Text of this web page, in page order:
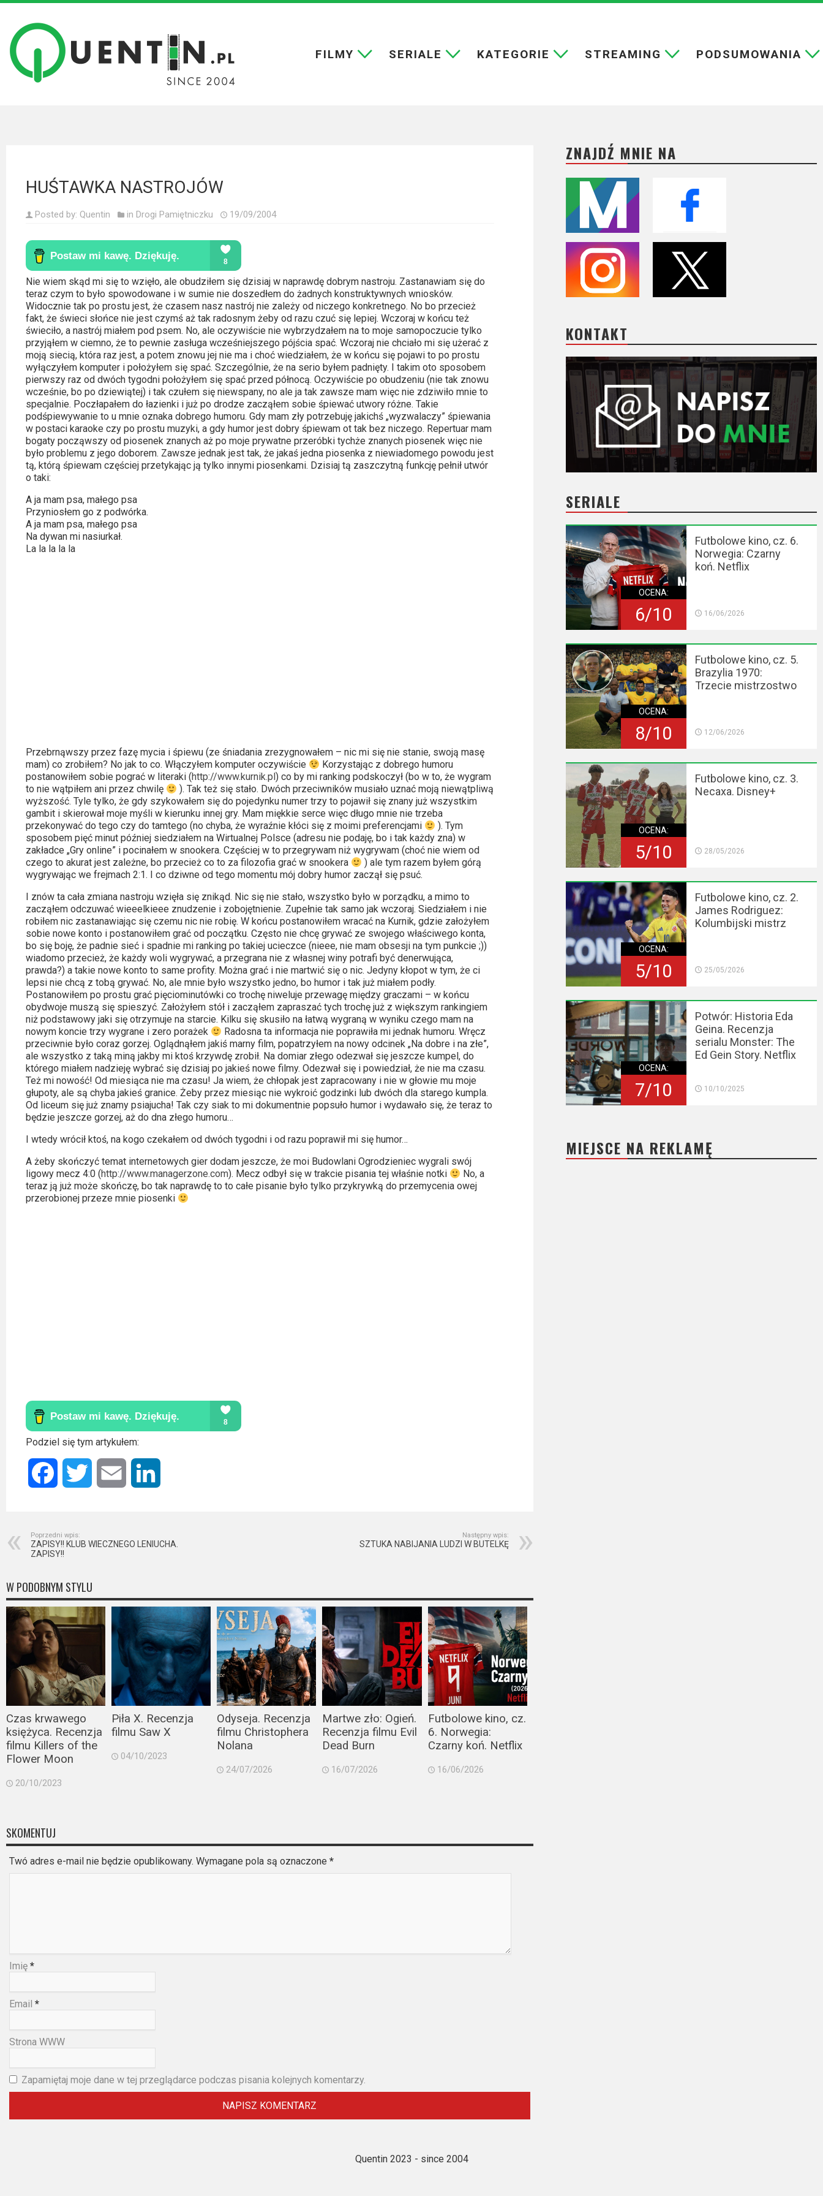
Filmy
Wszystkie
Seriale
Wszystkie
seriali
Kategorie
Bollywood
&
s-
ka
Filmy
dokumentalne
Horrory
Kino
azjatyckie
Kino
europejskie
Kino
Thrillery
Streaming
Amazon
Prime
Video
Apple
TV
+
Disney+
HBO
Max
Netflix
Sky
Showtime
Podsumowania
2023
2022
2021
2020
FILMY SERIALE KATEGORIE STREAMING PODSUMOWANIA
HUŚTAWKA NASTROJÓW
Posted by: Quentin in Drogi Pamiętniczku 19/09/2004
Nie wiem skąd mi się to wzięło, ale obudziłem się dzisiaj w naprawdę dobrym nastroju. Zastanawiam się do
teraz czym to było spowodowane i w sumie nie doszedłem do żadnych konstruktywnych wniosków.
Widocznie tak po prostu jest, że czasem nasz nastrój nie zależy od niczego konkretnego. No bo przecież
fakt, że świeci słońce nie jest czymś aż tak radosnym żeby od razu czuć się lepiej. Wczoraj w końcu też
świeciło, a nastrój miałem pod psem. No, ale oczywiście nie wybrzydzałem na to moje samopoczucie tylko
przyjąłem w ciemno, że to pewnie zasługa wcześniejszego pójścia spać. Wczoraj nie chciało mi się użerać z
moją siecią, która raz jest, a potem znowu jej nie ma i choć wiedziałem, że w końcu się pojawi to po prostu
wyłączyłem komputer i położyłem się spać. Szczególnie, że na serio byłem padnięty. I takim oto sposobem
pierwszy raz od dwóch tygodni położyłem się spać przed północą. Oczywiście po obudzeniu (nie tak znowu
wcześnie, bo po dziewiątej) i tak czułem się niewspany, no ale ja tak zawsze mam więc nie zdziwiło mnie to
specjalnie. Poczłapałem do łazienki i już po drodze zacząłem sobie śpiewać utwory różne. Takie
podśpiewywanie to u mnie oznaka dobrego humoru. Gdy mam zły potrzebuję jakichś „wyzwalaczy” śpiewania
w postaci karaoke czy po prostu muzyki, a gdy humor jest dobry śpiewam ot tak bez niczego. Repertuar mam
bogaty począwszy od piosenek znanych aż po moje prywatne przeróbki tychże znanych piosenek więc nie
było problemu z jego doborem. Zawsze jednak jest tak, że jakaś jedna piosenka z niewiadomego powodu jest
tą, którą śpiewam częściej przetykając ją tylko innymi piosenkami. Dzisiaj tą zaszczytną funkcję pełnił utwór
o taki:
A ja mam psa, małego psa
Przyniosłem go z podwórka.
A ja mam psa, małego psa
Na dywan mi nasiurkał.
La la la la la
Przebrnąwszy przez fazę mycia i śpiewu (ze śniadania zrezygnowałem – nic mi się nie stanie, swoją masę
mam) co zrobiłem? No jak to co. Włączyłem komputer oczywiście
Korzystając z dobrego humoru
postanowiłem sobie pograć w literaki (http://www.kurnik.pl) co by mi ranking podskoczył (bo w to, że wygram
to nie wątpiłem ani przez chwilę
). Tak też się stało. Dwóch przeciwników musiało uznać moją niewątpliwą
wyższość. Tyle tylko, że gdy szykowałem się do pojedynku numer trzy to pojawił się znany już wszystkim
gambit i skierował moje myśli w kierunku innej gry. Mam miękkie serce więc długo mnie nie trzeba
przekonywać do tego czy do tamtego (no chyba, że wyraźnie kłóci się z moimi preferencjami
). Tym
sposobem pięć minut później siedziałem na Wirtualnej Polsce (adresu nie podaję, bo i tak każdy zna) w
zakładce „Gry online” i pocinałem w snookera. Częściej w to przegrywam niż wygrywam (choć nie wiem od
czego to akurat jest zależne, bo przecież co to za filozofia grać w snookera
) ale tym razem byłem górą
wygrywając we frejmach 2:1. I co dziwne od tego momentu mój dobry humor zaczął się psuć.
I znów ta cała zmiana nastroju wzięła się znikąd. Nic się nie stało, wszystko było w porządku, a mimo to
zacząłem odczuwać wieeelkieee znudzenie i zobojętnienie. Zupełnie tak samo jak wczoraj. Siedziałem i nie
robiłem nic zastanawiając się czemu nic nie robię. W końcu postanowiłem wracać na Kurnik, gdzie założyłem
sobie nowe konto i postanowiłem grać od początku. Często nie chcę grywać ze swojego właściwego konta,
bo się boję, że padnie sieć i spadnie mi ranking po takiej ucieczce (nieee, nie mam obsesji na tym punkcie ;))
wiadomo przecież, że każdy woli wygrywać, a przegrana nie z własnej winy potrafi być denerwująca,
prawda?) a takie nowe konto to same profity. Można grać i nie martwić się o nic. Jedyny kłopot w tym, że ci
lepsi nie chcą z tobą grywać. No, ale mnie było wszystko jedno, bo humor i tak już miałem podły.
Postanowiłem po prostu grać pięciominutówki co trochę niweluje przewagę między graczami – w końcu
obydwoje muszą się spieszyć. Założyłem stół i zacząłem zapraszać tych trochę już z większym rankingiem
niż podstawowy jaki się otrzymuje na starcie. Kilku się skusiło na łatwą wygraną w wyniku czego mam na
nowym koncie trzy wygrane i zero porażek
Radosna ta informacja nie poprawiła mi jednak humoru. Wręcz
przeciwnie było coraz gorzej. Oglądnąłem jakiś marny film, popatrzyłem na nowy odcinek „Na dobre i na złe”,
ale wszystko z taką miną jakby mi ktoś krzywdę zrobił. Na domiar złego odezwał się jeszcze kumpel, do
którego miałem nadzieję wybrać się dzisiaj po jakieś nowe filmy. Odezwał się i powiedział, że nie ma czasu.
Też mi nowość! Od miesiąca nie ma czasu! Ja wiem, że chłopak jest zapracowany i nie w głowie mu moje
głupoty, ale są chyba jakieś granice. Żeby przez miesiąc nie wykroić godzinki lub dwóch dla starego kumpla.
Od liceum się już znamy psiajucha! Tak czy siak to mi dokumentnie popsuło humor i wydawało się, że teraz to
będzie jeszcze gorzej, aż do dna złego humoru…
I wtedy wrócił ktoś, na kogo czekałem od dwóch tygodni i od razu poprawił mi się humor…
A żeby skończyć temat internetowych gier dodam jeszcze, że moi Budowlani Ogrodzieniec wygrali swój
ligowy mecz 4:0 (http://www.managerzone.com). Mecz odbył się w trakcie pisania tej właśnie notki
No, a
teraz ją już może skończę, bo tak naprawdę to to całe pisanie było tylko przykrywką do przemycenia owej
przerobionej przeze mnie piosenki
Podziel się tym artykułem:
Facebook Twitter Email
Poprzedni wpis:
ZAPISY!! KLUB WIECZNEGO LENIUCHA.
ZAPISY!!
Następny wpis:
SZTUKA NABIJANIA LUDZI W BUTELKĘ
W PODOBNYM STYLU
Czas krwawego
księżyca. Recenzja
filmu Killers of the
Flower Moon
20/10/2023
Piła X. Recenzja
filmu Saw X
04/10/2023
Odyseja. Recenzja
filmu Christophera
Nolana
24/07/2026
Martwe zło: Ogień.
Recenzja filmu Evil
Dead Burn
16/07/2026
Futbolowe kino, cz.
6. Norwegia:
Czarny koń. Netflix
16/06/2026
SKOMENTUJ
Twó adres e-mail nie będzie opublikowany. Wymagane pola są oznaczone *
Imię *
Email *
Strona WWW
Zapamiętaj moje dane w tej przeglądarce podczas pisania kolejnych komentarzy.
ZNAJDŹ MNIE NA
KONTAKT
SERIALE
OCENA:
6/10
Futbolowe kino, cz. 6.
Norwegia: Czarny
koń. Netflix
16/06/2026
OCENA:
8/10
Futbolowe kino, cz. 5.
Brazylia 1970:
Trzecie mistrzostwo
12/06/2026
OCENA:
5/10
Futbolowe kino, cz. 3.
Necaxa. Disney+
28/05/2026
OCENA:
5/10
Futbolowe kino, cz. 2.
James Rodriguez:
Kolumbijski mistrz
25/05/2026
OCENA:
7/10
Potwór: Historia Eda
Geina. Recenzja
serialu Monster: The
Ed Gein Story. Netflix
10/10/2025
MIEJSCE NA REKLAMĘ
Quentin 2023 - since 2004